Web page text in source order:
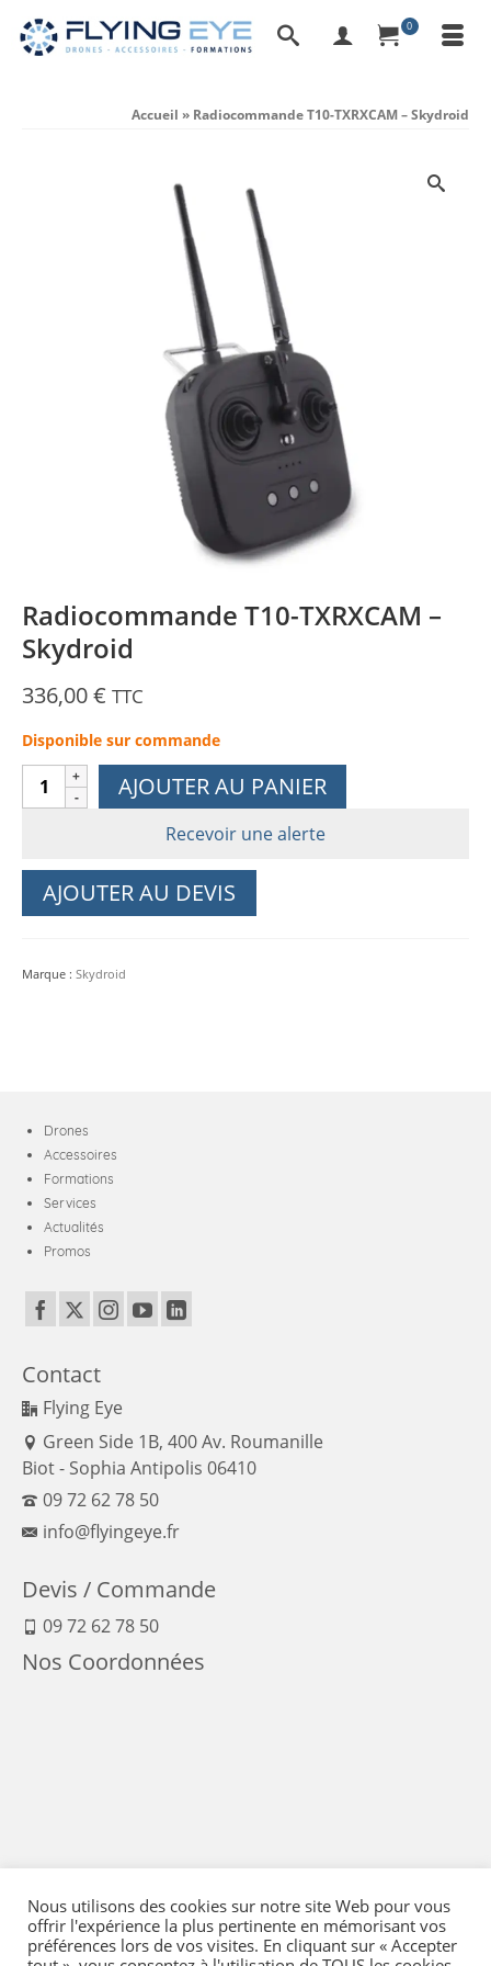
0
Accueil » Radiocommande T10-TXRXCAM – Skydroid
Radiocommande T10-TXRXCAM –
Skydroid
336,00€ TTC
Disponible sur commande
quantité
de
Radiocommande
TXRXCAM
AJOUTER AU PANIER
Recevoir une alerte
AJOUTER AU DEVIS
Marque : Skydroid
Drones
Accessoires
Formations
Services
Actualités
Promos
Contact
Flying Eye
Green Side 1B, 400 Av. Roumanille
Biot - Sophia Antipolis 06410
09 72 62 78 50
info@flyingeye.fr
Devis / Commande
09 72 62 78 50
Nos Coordonnées
Nous utilisons des cookies sur notre site Web pour vous
offrir l'expérience la plus pertinente en mémorisant vos
préférences lors de vos visites. En cliquant sur « Accepter